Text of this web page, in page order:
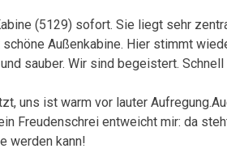
(5129) sofort. Sie liegt sehr
Außenkabine. Hier stimmt
sauber. Wir sind begeistert.
uns ist warm vor lauter
Freudenschrei entweicht mir: da
werden kann!